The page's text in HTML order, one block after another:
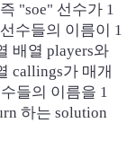
"soe" 선수가 1
수들의 이름이 1
배열 players와
callings가 매개
들의 이름을 1
하는 solution